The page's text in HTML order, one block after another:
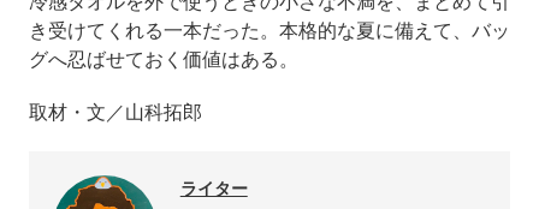
き受けてくれる一本だった。本格的な夏に備えて、バッ
グへ忍ばせておく価値はある。
取材・文／山科拓郎
ライター